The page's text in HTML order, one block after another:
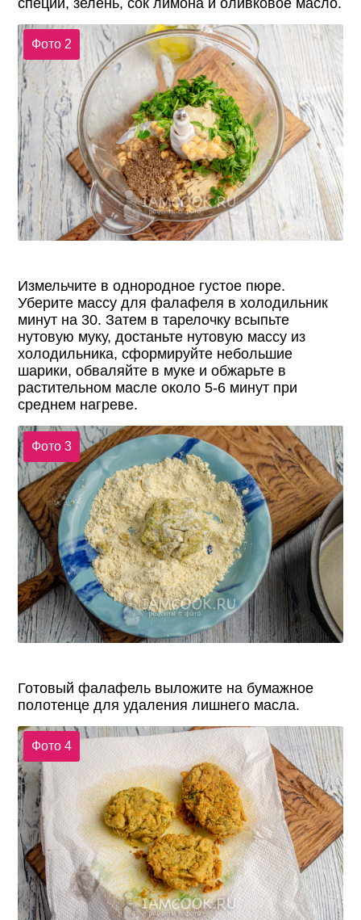
Фото 2
Измельчите в однородное густое пюре.
Уберите массу для фалафеля в холодильник
минут на 30. Затем в тарелочку всыпьте
нутовую муку, достаньте нутовую массу из
холодильника, сформируйте небольшие
шарики, обваляйте в муке и обжарьте в
растительном масле около 5-6 минут при
среднем нагреве.
Фото 3
Готовый фалафель выложите на бумажное
полотенце для удаления лишнего масла.
Фото 4